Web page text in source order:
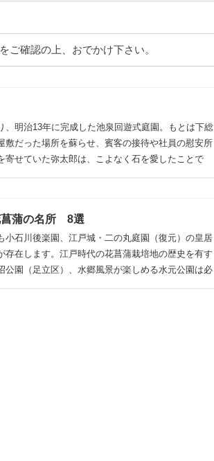
ご確認の上、おでかけ下さい。
、明治13年に完成した池泉回遊式庭園。もとは下総
敷だった場所を蘇らせ、賓客の接待や社員の慰安所
寄せていた弥太郎は、こよなく石を愛したことで
菖蒲の名所 8選
小石川後楽園、江戸城・二の丸庭園（復元）の皇居
存在します。江戸時代の花菖蒲栽培地の歴史を有す
公園（足立区）、水郷風景が楽しめる水元公園は必